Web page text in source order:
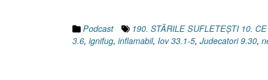
Podcast 190. STĂRILE SUFLETEȘTI 10.
3.6, ignifug, inflamabil, Iov 33.1-5, Judecatori 9.30,